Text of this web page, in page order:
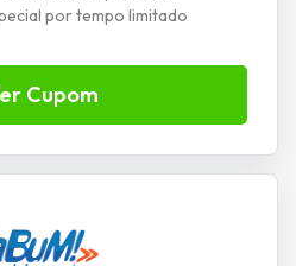
por tempo limitado
Cupom